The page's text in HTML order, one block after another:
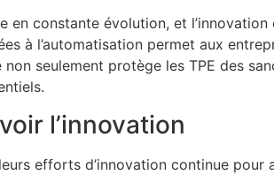
en constante évolution, et
à l’automatisation permet aux
seulement protège les TPE des
l’innovation
efforts d’innovation continue